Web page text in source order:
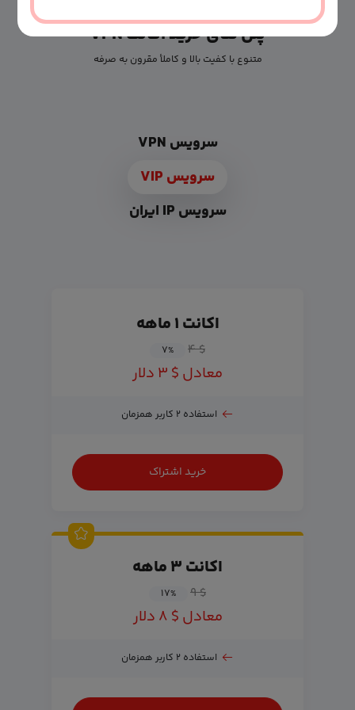
پلن های خرید اکانت VPN
متنوع با کفیت بالا و کاملأ مقرون به صرفه
سرویس VPN
سرویس VIP
سرویس IP ایران
اکانت ۱ ماهه
$ ۴ ۷%
معادل $ ۳ دلار
استفاده ۲ کاربر همزمان
خرید اشتراک
اکانت ۳ ماهه
$ ۹ ۱۷%
معادل $ ۸ دلار
استفاده ۲ کاربر همزمان